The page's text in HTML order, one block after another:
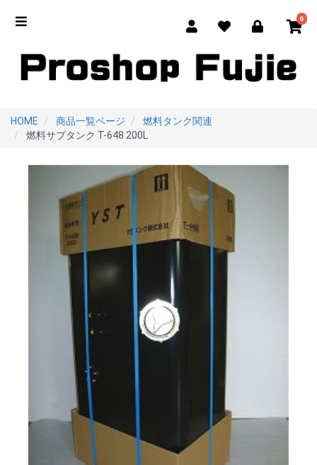
0
HOME 商品一覧ページ
燃料タンク関連
燃料サブタンク T-648 200L